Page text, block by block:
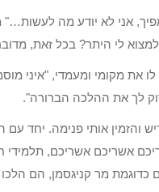
אני לא יודע מה
לי היתר? בכל זאת,
את מקומי ומעמדי, "איני
לך את ההלכה הברורה".
והזמין אותי פנימה. יחד
אשריכם אשריכם, תלמידי
מר קניגסמן, הם הלכו